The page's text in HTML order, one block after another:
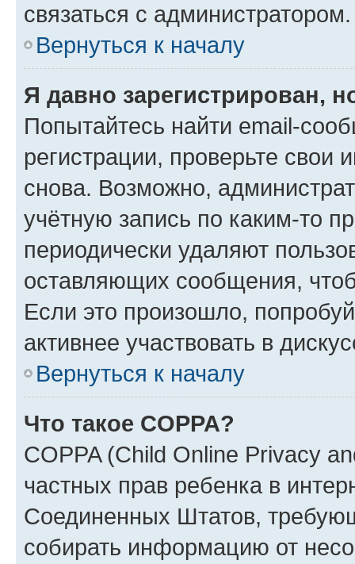
связаться с администратором.
Вернуться к началу
Я давно зарегистрирован,
Попытайтесь найти email-
регистрации, проверьте свои
снова. Возможно,
учётную запись по каким-то
периодически удаляют
оставляющих сообщения,
Если это произошло,
активнее участвовать в
Вернуться к началу
Что такое COPPA?
COPPA (Child Online Privacy
частных прав ребенка в
Соединенных Штатов,
собирать информацию от